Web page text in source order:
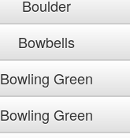
Boulder
Bowbells
Bowling Green
Bowling Green